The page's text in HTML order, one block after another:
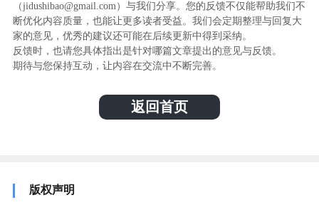
（jidushibao@gmail.com）与我们分享。您的反馈不仅能帮助我们不
断优化内容质量，也能让更多读者受益。我们会定期整理与回复大
家的意见，优秀的建议还可能在后续更新中得到采纳。
反馈时，也请您具体指出是针对哪篇文章提出的意见与反馈。
期待与您保持互动，让内容在交流中不断完善。
返回首页
版权声明